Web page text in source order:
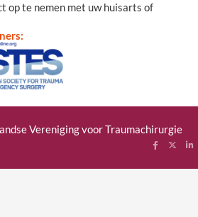
op te nemen met uw huisarts of
Vereniging voor Traumachirurgie
Follow